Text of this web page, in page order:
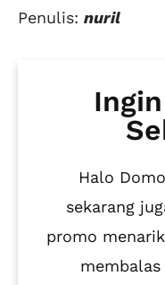
Penulis: nuril
Halo
sekarang
promo